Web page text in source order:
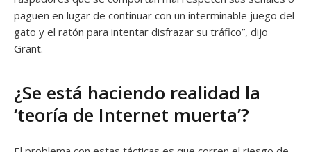
paguen en lugar de continuar con un interminable juego del
gato y el ratón para intentar disfrazar su tráfico”, dijo
Grant.
¿Se está haciendo realidad la
‘teoría de Internet muerta’?